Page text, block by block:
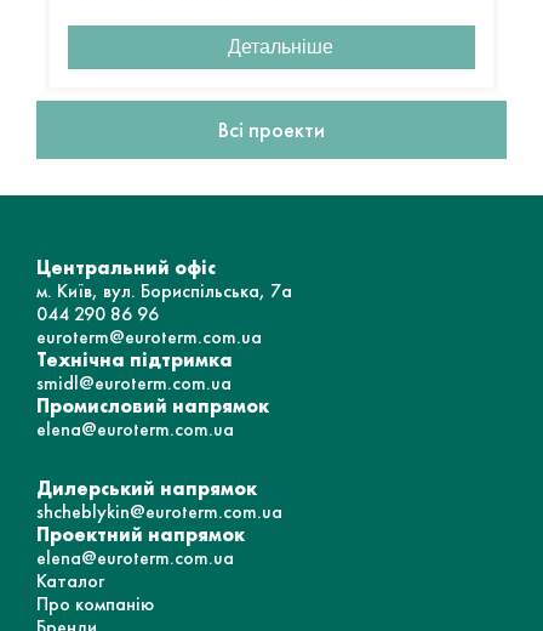
Детальніше
Всі проекти
Центральний офіс
м. Київ, вул. Бориспільська, 7а
044 290 86 96
euroterm@euroterm.com.ua
Технічна підтримка
smidl@euroterm.com.ua
Промисловий напрямок
elena@euroterm.com.ua
Дилерський напрямок
shcheblykin@euroterm.com.ua
Проектний напрямок
elena@euroterm.com.ua
Каталог
Про компанію